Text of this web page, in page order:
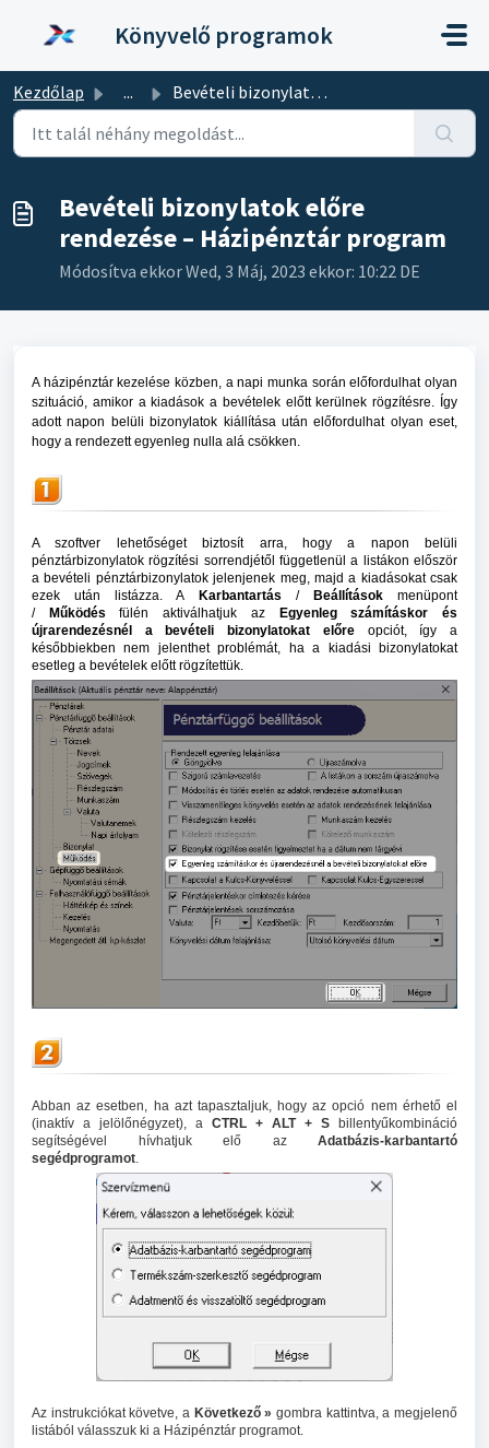
Könyvelő programok
Kezdőlap ... Bevételi bizonylatok előre rendezése – Házipénztár program
Bevételi bizonylatok előre
rendezése – Házipénztár program
Módosítva ekkor Wed, 3 Máj, 2023 ekkor: 10:22 DE
A házipénztár kezelése közben, a napi munka során előfordulhat olyan
szituáció, amikor a kiadások a bevételek előtt kerülnek rögzítésre. Így
adott napon belüli bizonylatok kiállítása után előfordulhat olyan eset,
hogy a rendezett egyenleg nulla alá csökken.
A szoftver lehetőséget biztosít arra, hogy a napon belüli
pénztárbizonylatok rögzítési sorrendjétől függetlenül a listákon először
a bevételi pénztárbizonylatok jelenjenek meg, majd a kiadásokat csak
ezek után listázza. A Karbantartás / Beállítások menüpont
/ Működés fülén aktiválhatjuk az Egyenleg számításkor és
újrarendezésnél a bevételi bizonylatokat előreopciót, így a
későbbiekben nem jelenthet problémát, ha a kiadási bizonylatokat
esetleg a bevételek előtt rögzítettük.
Abban az esetben, ha azt tapasztaljuk, hogy az opció nem érhető el
(inaktív a jelölőnégyzet), a CTRL + ALT + S billentyűkombináció
segítségével hívhatjuk elő az Adatbázis-karbantartó
segédprogramot.
Az instrukciókat követve, a Következő » gombra kattintva, a megjelenő
listából válasszuk ki a Házipénztár programot.